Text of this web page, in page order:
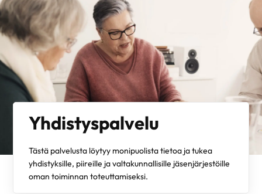
Yhdistyspalvelu
Tästä palvelusta löytyy monipuolista tietoa ja tukea
yhdistyksille, piireille ja valtakunnallisille jäsenjärjestöille
oman toiminnan toteuttamiseksi.